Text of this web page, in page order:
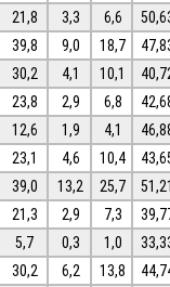
21,8 3,3 6,6
39,8 9,0 18,7
30,2 4,1 10,1
23,8 2,9 6,8
12,6 1,9 4,1
23,1 4,6 10,4
39,0 13,2 25,7
21,3 2,9 7,3
5,7 0,3 1,0
30,2 6,2 13,8